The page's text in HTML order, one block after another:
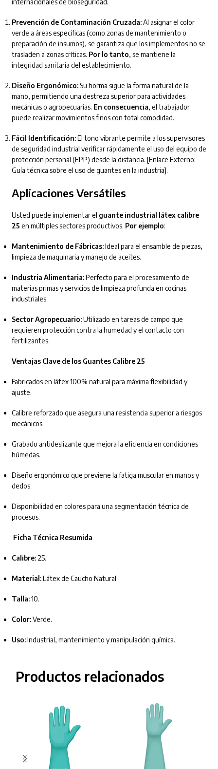
Prevención de Contaminación Cruzada:Al asignar el color
verde a áreas específicas (como zonas de mantenimiento o
preparación de insumos), se garantiza que los implementos no se
trasladen a zonas críticas. Por lo tanto, se mantiene la
integridad sanitaria del establecimiento.
Diseño Ergonómico:Su horma sigue la forma natural de la
mano, permitiendo una destreza superior para actividades
mecánicas o agropecuarias. En consecuencia, el trabajador
puede realizar movimientos finos con total comodidad.
Fácil Identificación:El tono vibrante permite a los supervisores
de seguridad industrial verificar rápidamente el uso del equipo de
protección personal (EPP) desde la distancia. [Enlace Externo:
Guía técnica sobre el uso de guantes en la industria].
Aplicaciones Versátiles
Usted puede implementar el guante industrial látex calibre
25 en múltiples sectores productivos. Por ejemplo:
Mantenimiento de Fábricas:Ideal para el ensamble de piezas,
limpieza de maquinaria y manejo de aceites.
Industria Alimentaria:Perfecto para el procesamiento de
materias primas y servicios de limpieza profunda en cocinas
industriales.
Sector Agropecuario:Utilizado en tareas de campo que
requieren protección contra la humedad y el contacto con
fertilizantes.
Ventajas Clave de los Guantes Calibre 25
Fabricados en látex 100% natural para máxima flexibilidad y
ajuste.
Calibre reforzado que asegura una resistencia superior a riesgos
mecánicos.
Grabado antideslizante que mejora la eficiencia en condiciones
húmedas.
Diseño ergonómico que previene la fatiga muscular en manos y
dedos.
Disponibilidad en colores para una segmentación técnica de
procesos.
Ficha Técnica Resumida
Calibre:25.
Material:Látex de Caucho Natural.
Talla:10.
Color:Verde.
Uso:Industrial, mantenimiento y manipulación química.
Productos relacionados